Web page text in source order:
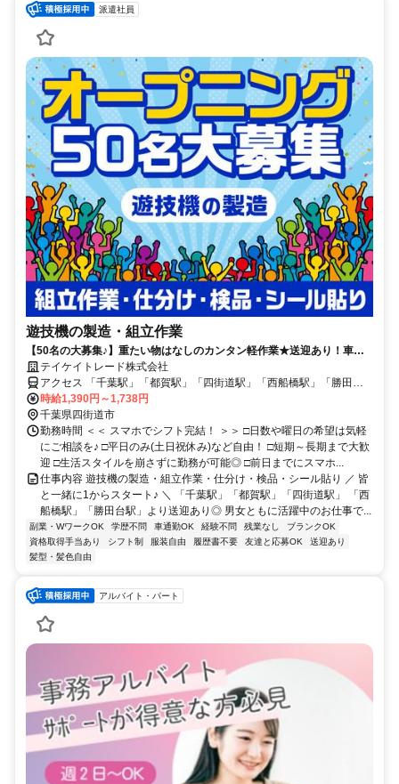
派遣社員
遊技機の製造・組立作業
【50名の大募集♪】重たい物はなしのカンタン軽作業★送迎あり！車通
勤OK！
テイケイトレード株式会社
アクセス 「千葉駅」「都賀駅」「四街道駅」「西船橋駅」「勝田台
駅」より送迎あり＜WEB登録会実施中！＞
時給1,390円～1,738円
千葉県四街道市
勤務時間 ＜＜ スマホでシフト完結！ ＞＞ □日数や曜日の希望は気軽
にご相談を♪ □平日のみ(土日祝休み)など自由！ □短期～長期まで大歓
迎 □生活スタイルを崩さずに勤務が可能◎ □前日までにスマホ...
仕事内容 遊技機の製造・組立作業・仕分け・検品・シール貼り ／ 皆
と一緒に1からスタート♪ ＼ 「千葉駅」「都賀駅」「四街道駅」 「西
船橋駅」「勝田台駅」より送迎あり◎ 男女ともに活躍中のお仕事で...
副業・WワークOK 学歴不問 車通勤OK 経験不問 残業なし
ブランクOK
資格取得手当あり
シフト制 服装自由 履歴書不要 友達と応募OK
送迎あり
髪型・髪色自由
アルバイト・パート